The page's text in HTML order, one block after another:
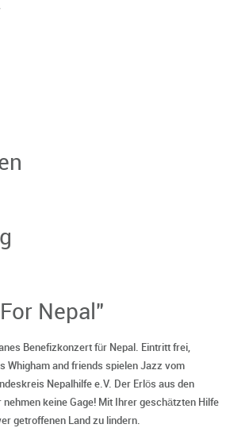
Nepal"
Benefizkonzert für Nepal. Eintritt frei,
Whigham and friends spielen Jazz vom
Nepalhilfe e.V. Der Erlös aus den
keine Gage! Mit Ihrer geschätzten Hilfe
getroffenen Land zu lindern.